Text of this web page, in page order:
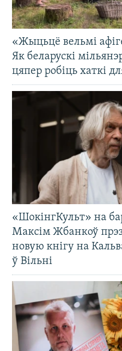
«Жыцьцё вельмі
Як беларускі
цяпер робіць хаткі
«ШокінгКульт» на
Максім Жбанкоў
новую кнігу на
ў Вільні